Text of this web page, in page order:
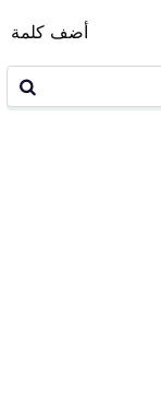
أضف كلمة